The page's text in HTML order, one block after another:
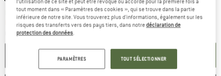
Délai de livraison: 3-5 jours ouvrables
Le lien s'ouvre dans une
Plus que 1 article en stock !
Quantité:
AJOUTER AU PANIER
l’utilisation de ce site et peut être révoqué ou accordé pour la première fois à
tout moment dans « Paramètres des cookies », qui se trouve dans la partie
inférieure de notre site. Vous trouverez plus d'informations, également sur les
risques des transferts vers des pays tiers, dans notredéclaration de
protection des données.
PARAMÈTRES TOUT SÉLECTIONNER